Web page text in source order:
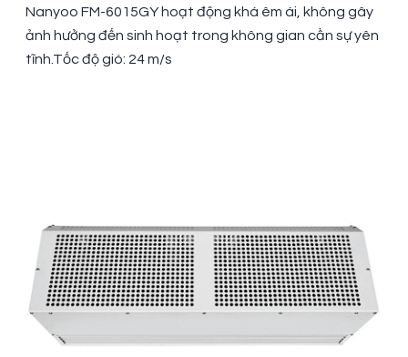
Nanyoo FM-6015GY hoạt động khá êm ái, không gây
ảnh hưởng đến sinh hoạt trong không gian cần sự yên
tĩnh.Tốc độ gió: 24 m/s